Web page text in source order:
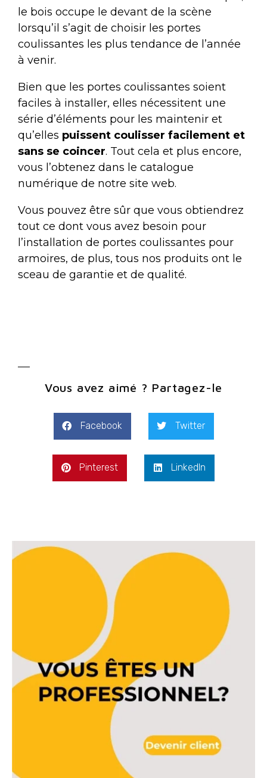
le bois occupe le devant de la scène
lorsqu’il s’agit de choisir les portes
coulissantes les plus tendance de l’année
à venir.
Bien que les portes coulissantes soient
faciles à installer, elles nécessitent une
série d’éléments pour les maintenir et
qu’elles puissent coulisser facilement et
sans se coincer. Tout cela et plus encore,
vous l’obtenez dans le catalogue
numérique de notre site web.
Vous pouvez être sûr que vous obtiendrez
tout ce dont vous avez besoin pour
l’installation de portes coulissantes pour
armoires, de plus, tous nos produits ont le
sceau de garantie et de qualité.
Vous avez aimé ? Partagez-le
Facebook Twitter
Pinterest LinkedIn